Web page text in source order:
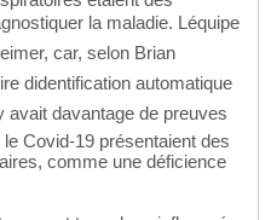
la maladie. Léquipe
car, selon Brian
didentification automatique
avait davantage de preuves
Covid-19 présentaient des
comme une déficience